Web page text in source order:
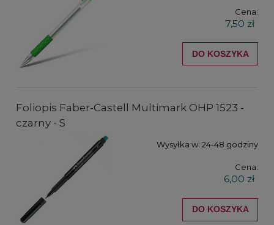
Cena:
7,50 zł
DO KOSZYKA
Foliopis Faber-Castell Multimark OHP 1523 -
czarny - S
Wysyłka w: 24-48 godziny
Cena:
6,00 zł
DO KOSZYKA